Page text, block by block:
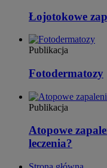
Łojotokowe
Publikacja
Fotodermatozy
Publikacja
Atopowe
leczenia?